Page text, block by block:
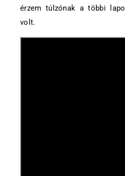
érzem túlzónak a többi
volt.